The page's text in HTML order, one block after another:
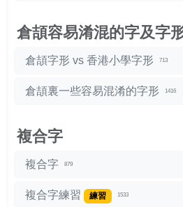
倉頡容易淆混的字及字
倉頡字形 vs 香港小學字形 713
倉頡裏一些容易混淆的字形 1416
複合字
複合字 879
複合字練習 練習 1533